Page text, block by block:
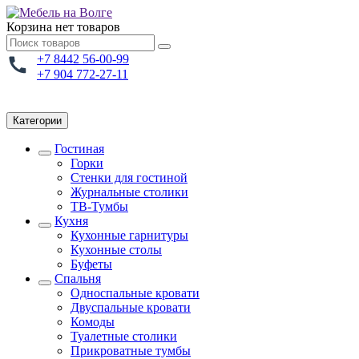
Корзина нет товаров
+7 8442 56-00-99
+7 904 772-27-11
Категории
Гостиная
Горки
Стенки для гостиной
Журнальные столики
TВ-Тумбы
Кухня
Кухонные гарнитуры
Кухонные столы
Буфеты
Спальня
Односпальные кровати
Двуспальные кровати
Комоды
Туалетные столики
Прикроватные тумбы